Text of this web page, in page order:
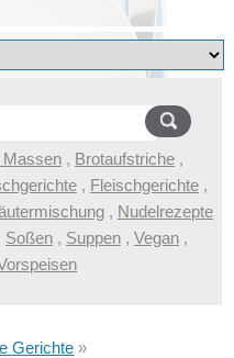
Massen , Brotaufstriche ,
, Fleischgerichte ,
, Nudelrezepte
Soßen , Suppen , Vegan ,
Gerichte »